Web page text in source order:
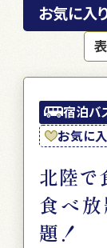
宿泊バ
お気に
北陸で
食べ
題！
お気に入